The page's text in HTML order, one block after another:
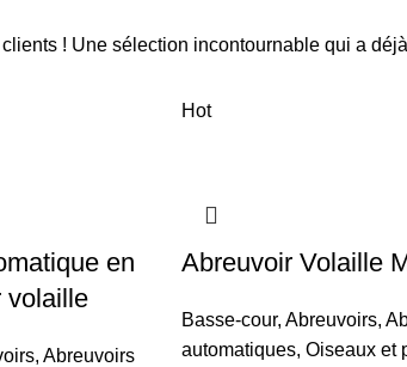
! Une sélection incontournable qui a
en
volaille
, Abreuvoirs
Hot
Abreuvoir Volaille
Basse-cour, Abreuvoirs,
automatiques, Oiseaux et